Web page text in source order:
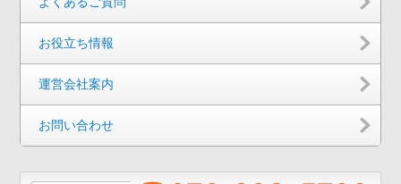
お役立ち情報
運営会社案内
お問い合わせ